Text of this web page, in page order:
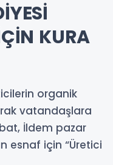
KURA
organik
vatandaşlara
İldem pazar
esnaf için “Üretici